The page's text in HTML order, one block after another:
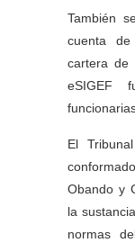
También
cuenta
cartera
eSIGEF
El
Obando y
la
normas